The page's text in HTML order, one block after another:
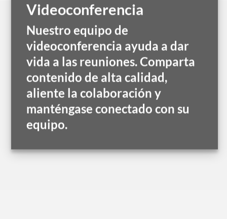
Videoconferencia
Nuestro equipo de
videoconferencia ayuda a dar
vida a las reuniones. Comparta
contenido de alta calidad,
aliente la colaboración y
manténgase conectado con su
equipo.